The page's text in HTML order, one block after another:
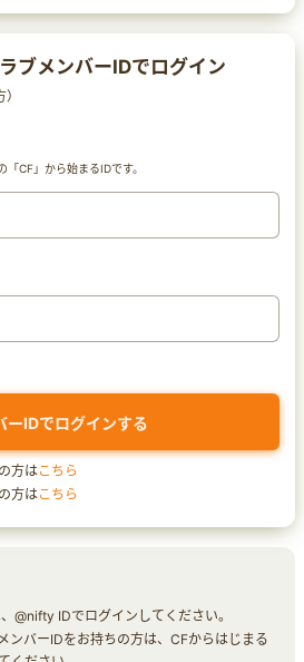
ブメンバーIDでログイン
CF」から始まるIDです。
方はこちら
方はこちら
@nifty IDでログインしてください。
ンバーIDをお持ちの方は、CFからはじまる